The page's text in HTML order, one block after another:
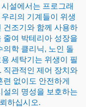
설에서는 프로그래
리의 기계들이 위생
건조기와 함께 사용하
줄여 박테리아 성장을
의학 클리닉, 노인 돌
세탁기는 위생이 필
직관적인 제어 장치와
없이도 안전하게
설의 명성을 보호하는
하십시오.